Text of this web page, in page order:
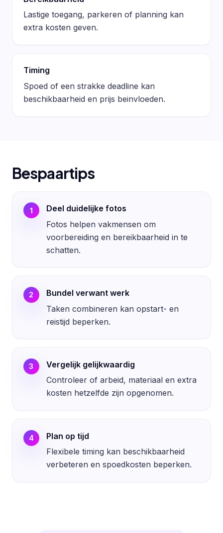
Lastige toegang, parkeren of planning kan
extra kosten geven.
Timing
Spoed of een strakke deadline kan
beschikbaarheid en prijs beinvloeden.
Bespaartips
1
Deel duidelijke fotos
Fotos helpen vakmensen om
voorbereiding en bereikbaarheid in te
schatten.
2
Bundel verwant werk
Taken combineren kan opstart- en
reistijd beperken.
3
Vergelijk gelijkwaardig
Controleer of arbeid, materiaal en extra
kosten hetzelfde zijn opgenomen.
4
Plan op tijd
Flexibele timing kan beschikbaarheid
verbeteren en spoedkosten beperken.